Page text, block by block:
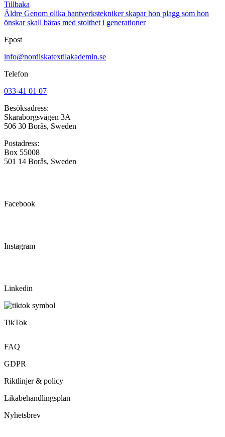
Tillbaka
Äldre Genom olika hantverkstekniker skapar hon plagg som hon
önskar skall bäras med stolthet i generationer
Epost
info@nordiskatextilakademin.se
Telefon
033-41 01 07
Besöksadress:
Skaraborgsvägen 3A
506 30 Borås, Sweden
Postadress:
Box 55008
501 14 Borås, Sweden
Facebook
Instagram
Linkedin
TikTok
FAQ
GDPR
Riktlinjer & policy
Likabehandlingsplan
Nyhetsbrev